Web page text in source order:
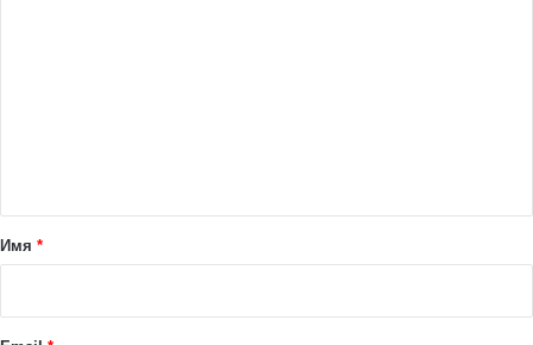
аИмя *